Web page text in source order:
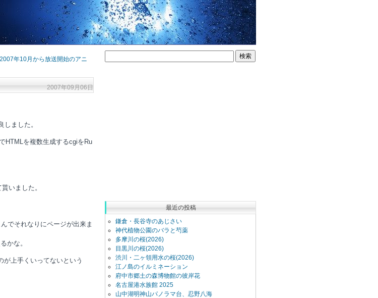
2007年10月から放送開始のアニ
2007年09月06日
ました。
HTMLを複数生成するcgiをRu
いました。
でそれなりにページが出来ま
かな。
が上手くいってないという
最近の投稿
鎌倉・長谷寺のあじさい
神代植物公園のバラと芍薬
多摩川の桜(2026)
目黒川の桜(2026)
渋川・二ヶ領用水の桜(2026)
江ノ島のイルミネーション
府中市郷土の森博物館の彼岸花
名古屋港水族館 2025
山中湖明神山パノラマ台、忍野八海